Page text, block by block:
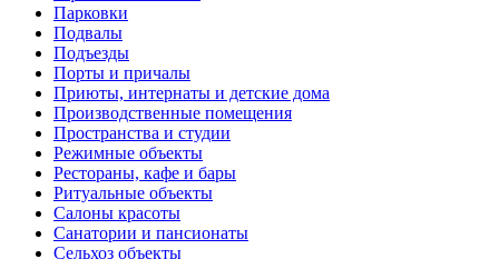
Парковки
Подвалы
Подъезды
Порты и причалы
Приюты, интернаты и детские дома
Производственные помещения
Пространства и студии
Режимные объекты
Рестораны, кафе и бары
Ритуальные объекты
Салоны красоты
Санатории и пансионаты
Сельхоз объекты